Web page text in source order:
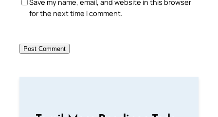
Save my name, email, and website in this browser
for the next time I comment.